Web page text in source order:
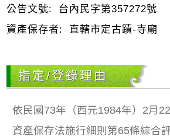
公告文號:
台內民字第357272號
資產保存者:
直轄市定古蹟-寺廟
指定/登錄理由
依民國73年（西元1984年）2月
資產保存法施行細則第65條綜合